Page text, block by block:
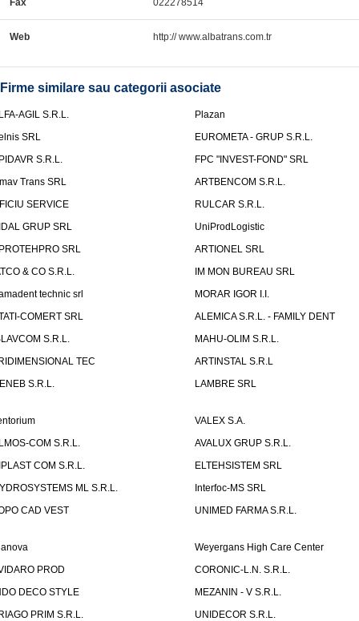
Fax 022278514
Web http:// www.albatrans.com.tr
Firme similare sau categorii asociate
AGIL S.R.L.
Plazan
SRL
EUROMETA - GRUP S.R.L.
S.R.L.
FPC "INVEST-FOND" SRL
Trans SRL
ARTBENCOM S.R.L.
SERVICE
RULCAR S.R.L.
GRUP SRL
UniProdLogistic
SRL
ARTIONEL SRL
& CO S.R.L.
IM MON BUREAU SRL
technic srl
MORAR IGOR I.I.
COMERT SRL
ALEMICA S.R.L. - FAMILY DENT
S.R.L.
MAHU-OLIM S.R.L.
TEC
ARTINSTAL S.R.L
S.R.L.
LAMBRE SRL
VALEX S.A.
COM S.R.L.
AVALUX GRUP S.R.L.
COM S.R.L.
ELTEHSISTEM SRL
ML S.R.L.
Interfoc-MS SRL
CAD VEST
UNIMED FARMA S.R.L.
Weyergans High Care Center
PROD
CORONIC-L.N. S.R.L.
DECO STYLE
MEZANIN - V S.R.L.
PRIM S.R.L.
UNIDECOR S.R.L.